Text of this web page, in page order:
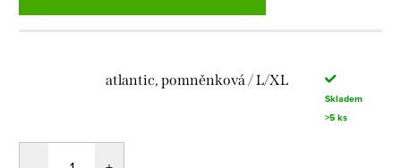
atlantic, pomněnková / L/XL
Skladem
>5 ks